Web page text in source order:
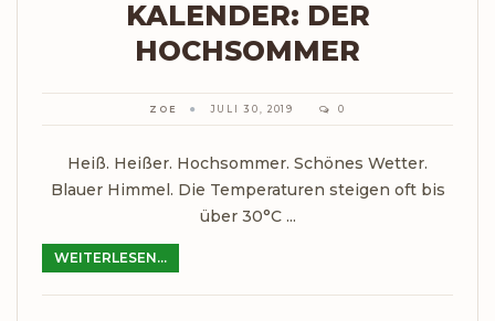
KALENDER: DER
HOCHSOMMER
ZOE JULI 30, 2019 0
Heiß. Heißer. Hochsommer. Schönes Wetter.
Blauer Himmel. Die Temperaturen steigen oft bis
über 30°C ...
WEITERLESEN...